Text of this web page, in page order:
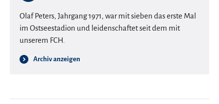
Olaf Peters, Jahrgang 1971, war mit sieben das erste Mal
im Ostseestadion und leidenschaftet seit dem mit
unserem FCH.
Archiv anzeigen